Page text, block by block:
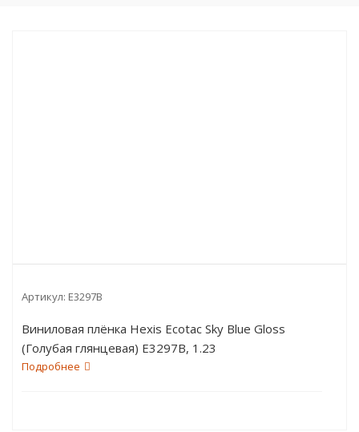
Артикул: E3297B
Виниловая плёнка Hexis Ecotac Sky Blue Gloss
(Голубая глянцевая) E3297B, 1.23
пог.м
Подробнее